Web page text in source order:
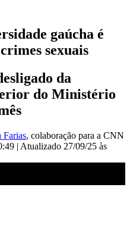
gaúcha é
sexuais
da
do Ministério
Farias, colaboração para a CNN
| Atualizado 27/09/25 às